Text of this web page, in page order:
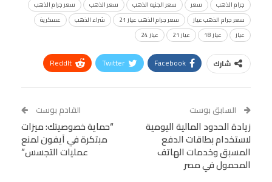
جرام الذهب
سعر سعر الجنيه الذهب سعر الذهب
سعر جرام الذهب
سعر جرام الذهب عيار
سعر جرام الذهب عيار 21 شراء الذهب
عسكرية
عيار
عيار 18 عيار 21 عيار 24
شارك Facebook
Twitter
ReddIt
Tumblr
البريد الإلكتروني
StumbleUpon
VK
Digg
LINE
BlackBerry
Viber
طباعة
OK.ru
السابق بوست
زيادة الحدود المالية اليومية
لاستخدام بطاقات الدفع
المسبق وخدمات الهاتف
المحمول في مصر
القادم بوست
“حماية خصوصيتك: ميزات
مبتكرة في آيفون لمنع
عمليات التجسس”